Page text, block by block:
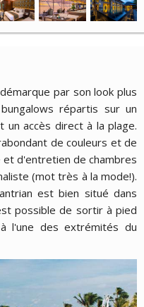
par son look plus
répartis sur un
un accès direct à la plage.
de couleurs et de
et d'entretien de chambres
(mot très à la mode!).
est bien situé dans
possible de sortir à pied
l'une des extrémités du